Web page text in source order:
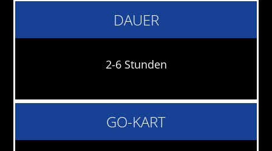
DAUER
2-6 Stunden
GO-KART